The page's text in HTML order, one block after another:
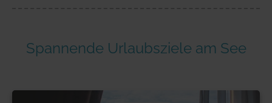
Spannende Urlaubsziele am See